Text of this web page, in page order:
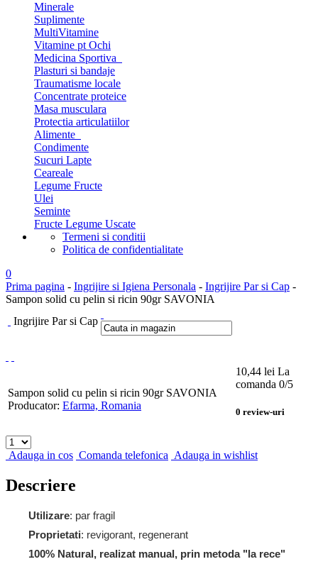
Minerale
Suplimente
MultiVitamine
Vitamine pt Ochi
Medicina Sportiva
Plasturi si bandaje
Traumatisme locale
Concentrate proteice
Masa musculara
Protectia articulatiilor
Alimente
Condimente
Sucuri Lapte
Ceareale
Legume Fructe
Ulei
Seminte
Fructe Legume Uscate
Termeni si conditii
Politica de confidentialitate
0
Prima pagina - Ingrijire si Igiena Personala - Ingrijire Par si Cap -
Sampon solid cu pelin si ricin 90gr SAVONIA
Ingrijire Par si Cap
Sampon solid cu pelin si ricin 90gr SAVONIA
Producator: Efarma, Romania
10,44 lei La
comanda 0/5
0 review-uri
Adauga in cos Comanda telefonica Adauga in wishlist
Descriere
Utilizare: par fragil
Proprietati: revigorant, regenerant
100% Natural, realizat manual, prin metoda "la rece"